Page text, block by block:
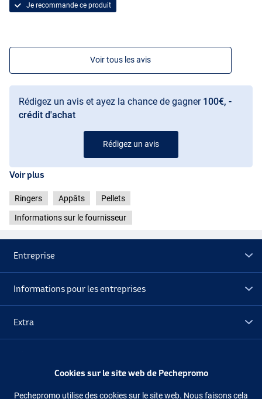
Je recommande ce produit
Voir tous les avis
Rédigez un avis et ayez la chance de gagner 100€, -
crédit d'achat
Rédigez un avis
Voir plus
Ringers Appâts Pellets
Informations sur le fournisseur
Entreprise
Informations pour les entreprises
Extra
Suivez-nous Facebook Instagram
Cookies sur le site web de Pechepromo
Pechepromo utilise des cookies sur le site web. Nous faisons cela